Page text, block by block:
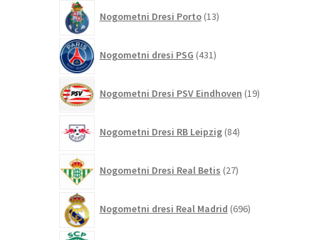
Nogometni Dresi Porto 13izdelkov
Nogometni dresi PSG 431izdelkov
Nogometni Dresi PSV Eindhoven 19izdelkov
Nogometni Dresi RB Leipzig 84izdelkov
Nogometni Dresi Real Betis 27izdelkov
Nogometni dresi Real Madrid 696izdelkov